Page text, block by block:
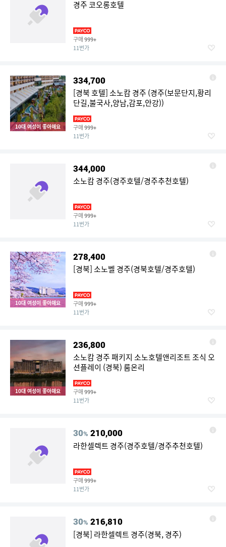
경주 코오롱호텔
구매 999+
11번가
10대 여성이 좋아해요
334,700
[경북 호텔] 소노캄 경주 (경주(보문단지,황리
단길,불국사,양남,감포,안강))
구매 999+
11번가
344,000
소노캄 경주(경주호텔/경주추천호텔)
구매 999+
11번가
10대 여성이 좋아해요
278,400
[경북] 소노벨 경주(경북호텔/경주호텔)
구매 999+
11번가
10대 여성이 좋아해요
236,800
소노캄 경주 패키지 소노호텔앤리조트 조식 오
션플레이 (경북) 룸온리
구매 999+
11번가
30% 210,000
라한셀렉트 경주(경주호텔/경주추천호텔)
구매 999+
11번가
30% 216,810
[경북] 라한셀렉트 경주(경북, 경주)